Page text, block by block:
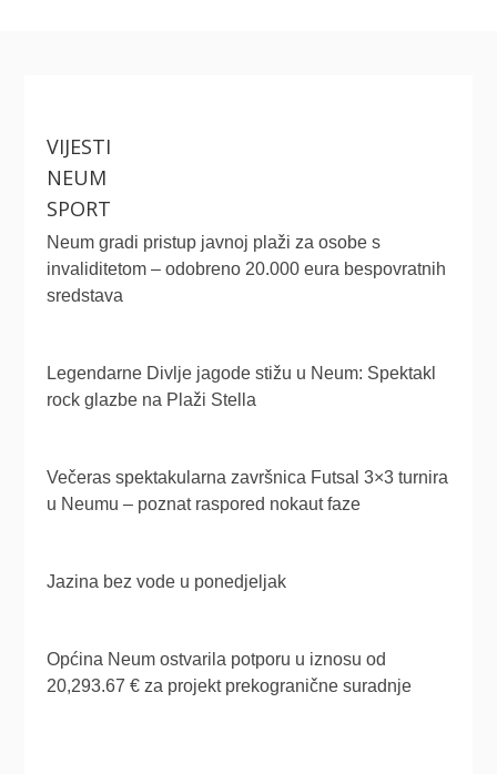
VIJESTI
NEUM
SPORT
Neum gradi pristup javnoj plaži za osobe s
invaliditetom – odobreno 20.000 eura bespovratnih
sredstava
Legendarne Divlje jagode stižu u Neum: Spektakl
rock glazbe na Plaži Stella
Večeras spektakularna završnica Futsal 3×3 turnira
u Neumu – poznat raspored nokaut faze
Jazina bez vode u ponedjeljak
Općina Neum ostvarila potporu u iznosu od
20,293.67 € za projekt prekogranične suradnje